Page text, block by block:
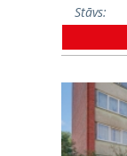
Stāvs: